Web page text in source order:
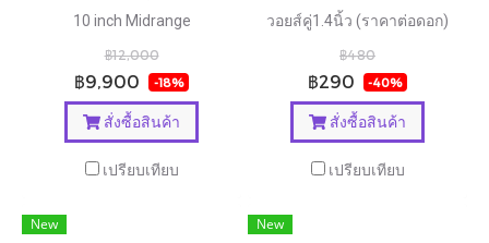
10 inch Midrange
฿12,000
฿9,900 -18%
สั่งซื้อสินค้า
เปรียบเทียบ
วอยส์คู่1.4นิ้ว (ราคาต่อดอก)
฿480
฿290 -40%
สั่งซื้อสินค้า
เปรียบเทียบ
New New